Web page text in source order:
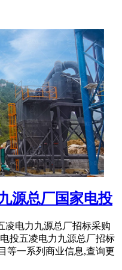
源总厂国家电投
凌电力九源总厂招标采购
投五凌电力九源总厂招标
等一系列商业信息,查询更